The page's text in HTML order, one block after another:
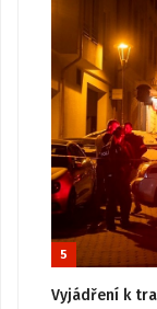
5
Vyjádření k